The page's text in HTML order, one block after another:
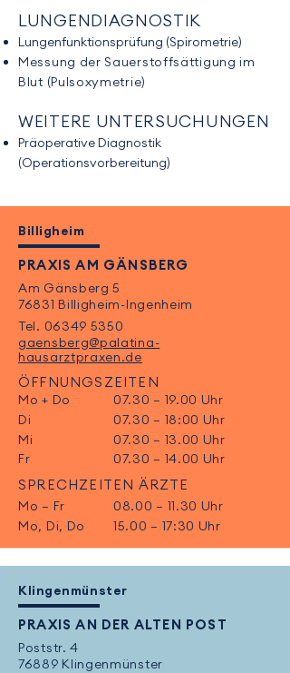
LUNGENDIAGNOSTIK
Lungenfunktionsprüfung (Spirometrie)
Messung der Sauerstoffsättigung im
Blut (Pulsoxymetrie)
WEITERE UNTERSUCHUNGEN
Präoperative Diagnostik
(Operationsvorbereitung)
Billigheim
PRAXIS AM GÄNSBERG
Am Gänsberg 5
76831 Billigheim-Ingenheim
Tel. 06349 5350
gaensberg@palatina-
hausarztpraxen.de
ÖFFNUNGSZEITEN
Mo + Do
07.30 – 19.00 Uhr
Di
07.30 – 18:00 Uhr
Mi
07.30 – 13.00 Uhr
Fr
07.30 – 14.00 Uhr
SPRECHZEITEN ÄRZTE
Mo – Fr
08.00 – 11.30 Uhr
Mo, Di, Do
15.00 – 17:30 Uhr
Klingenmünster
PRAXIS AN DER ALTEN POST
Poststr. 4
76889 Klingenmünster